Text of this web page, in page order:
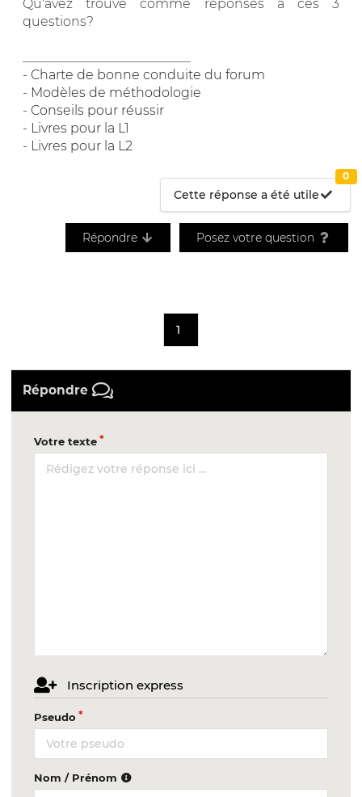
Qu'avez trouvé comme réponses à ces 3
questions?
- Charte de bonne conduite du forum
- Modèles de méthodologie
- Conseils pour réussir
- Livres pour la L1
- Livres pour la L2
Cette réponse a été utile
0
Répondre Posez votre question
1
Répondre
Votre texte
Inscription express
Pseudo
Nom / Prénom